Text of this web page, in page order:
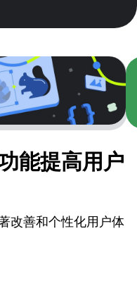
能提高用户
改善和个性化用户体